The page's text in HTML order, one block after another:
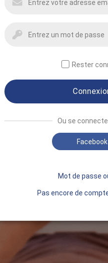
Rester
Ou se
Facebook
Mot de passe
Pas encore de